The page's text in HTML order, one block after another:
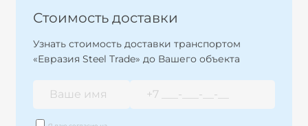
Стоимость доставки
Узнать стоимость доставки транспортом
«Евразия Steel Trade» до Вашего объекта